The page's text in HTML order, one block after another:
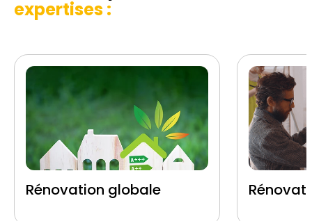
expertises :
Rénovation globale